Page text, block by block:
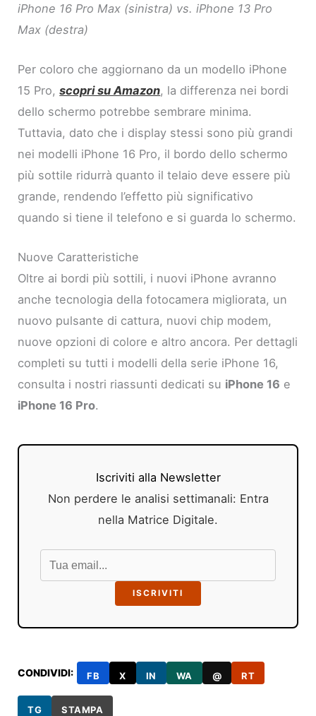
iPhone 16 Pro Max (sinistra) vs. iPhone 13 Pro
Max (destra)
Per coloro che aggiornano da un modello iPhone
15 Pro,scopri su Amazon, la differenza nei bordi
dello schermo potrebbe sembrare minima.
Tuttavia, dato che i display stessi sono più grandi
nei modelli iPhone 16 Pro, il bordo dello schermo
più sottile ridurrà quanto il telaio deve essere più
grande, rendendo l’effetto più significativo
quando si tiene il telefono e si guarda lo schermo.
Nuove Caratteristiche
Oltre ai bordi più sottili, i nuovi iPhone avranno
anche tecnologia della fotocamera migliorata, un
nuovo pulsante di cattura, nuovi chip modem,
nuove opzioni di colore e altro ancora. Per dettagli
completi su tutti i modelli della serie iPhone 16,
consulta i nostri riassunti dedicati su iPhone 16 e
iPhone 16 Pro.
Iscriviti alla Newsletter
Non perdere le analisi settimanali: Entra
nella Matrice Digitale.
ISCRIVITI
CONDIVIDI: FB X IN WA @ RT
TG STAMPA